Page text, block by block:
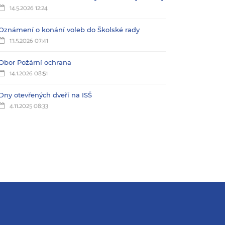
14.5.2026 12:24
o konání voleb do Školské rady
13.5.2026 07:41
Požární ochrana
14.1.2026 08:51
otevřených dveří na ISŠ
4.11.2025 08:33